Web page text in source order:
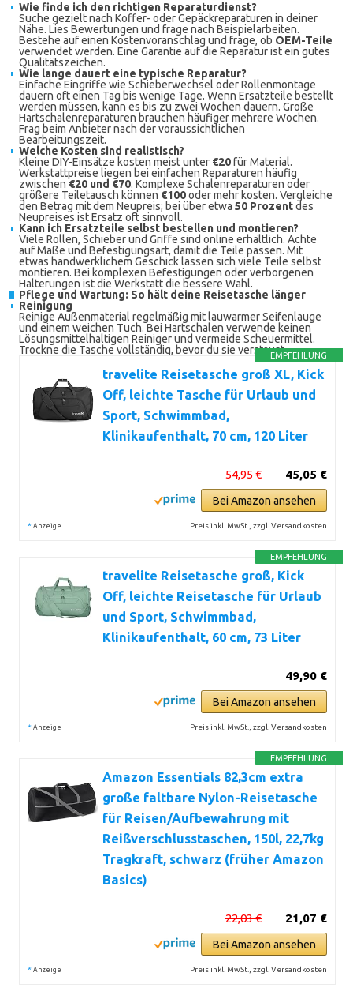
Wie finde ich den richtigen Reparaturdienst?
Suche gezielt nach Koffer- oder Gepäckreparaturen in deiner
Nähe. Lies Bewertungen und frage nach Beispielarbeiten.
Bestehe auf einen Kostenvoranschlag und frage, ob OEM-Teile
verwendet werden. Eine Garantie auf die Reparatur ist ein gutes
Qualitätszeichen.
Wie lange dauert eine typische Reparatur?
Einfache Eingriffe wie Schieberwechsel oder Rollenmontage
dauern oft einen Tag bis wenige Tage. Wenn Ersatzteile bestellt
werden müssen, kann es bis zu zwei Wochen dauern. Große
Hartschalenreparaturen brauchen häufiger mehrere Wochen.
Frag beim Anbieter nach der voraussichtlichen
Bearbeitungszeit.
Welche Kosten sind realistisch?
Kleine DIY-Einsätze kosten meist unter €20für Material.
Werkstattpreise liegen bei einfachen Reparaturen häufig
zwischen €20 und €70. Komplexe Schalenreparaturen oder
größere Teiletausch können €100oder mehr kosten. Vergleiche
den Betrag mit dem Neupreis; bei über etwa 50 Prozentdes
Neupreises ist Ersatz oft sinnvoll.
Kann ich Ersatzteile selbst bestellen und montieren?
Viele Rollen, Schieber und Griffe sind online erhältlich. Achte
auf Maße und Befestigungsart, damit die Teile passen. Mit
etwas handwerklichem Geschick lassen sich viele Teile selbst
montieren. Bei komplexen Befestigungen oder verborgenen
Halterungen ist die Werkstatt die bessere Wahl.
Pflege und Wartung: So hält deine Reisetasche länger
Reinigung
Reinige Außenmaterial regelmäßig mit lauwarmer Seifenlauge
und einem weichen Tuch. Bei Hartschalen verwende keinen
Lösungsmittelhaltigen Reiniger und vermeide Scheuermittel.
Trockne die Tasche vollständig, bevor du sie verstaust.EMPFEHLUNG
travelite Reisetasche groß XL, Kick
Off, leichte Tasche für Urlaub und
Sport, Schwimmbad,
Klinikaufenthalt, 70 cm, 120 Liter
45,05 €
54,95 €
Bei Amazon ansehen
* Anzeige Preis inkl. MwSt., zzgl. Versandkosten
EMPFEHLUNG
travelite Reisetasche groß, Kick
Off, leichte Reisetasche für Urlaub
und Sport, Schwimmbad,
Klinikaufenthalt, 60 cm, 73 Liter
49,90 €
Bei Amazon ansehen
* Anzeige Preis inkl. MwSt., zzgl. Versandkosten
EMPFEHLUNG
Amazon Essentials 82,3cm extra
große faltbare Nylon-Reisetasche
für Reisen/Aufbewahrung mit
Reißverschlusstaschen, 150l, 22,7kg
Tragkraft, schwarz (früher Amazon
Basics)
21,07 €
22,03 €
Bei Amazon ansehen
* Anzeige Preis inkl. MwSt., zzgl. Versandkosten